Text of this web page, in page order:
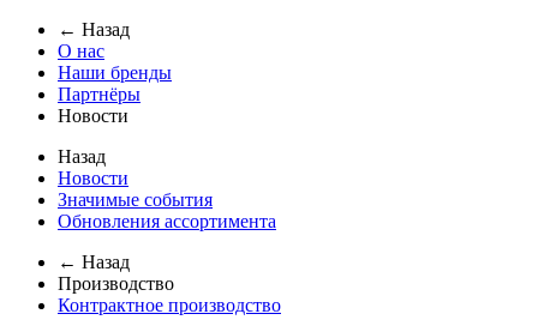
← Назад
О нас
Наши бренды
Партнёры
Новости
Назад
Новости
Значимые события
Обновления ассортимента
← Назад
Производство
Контрактное производство